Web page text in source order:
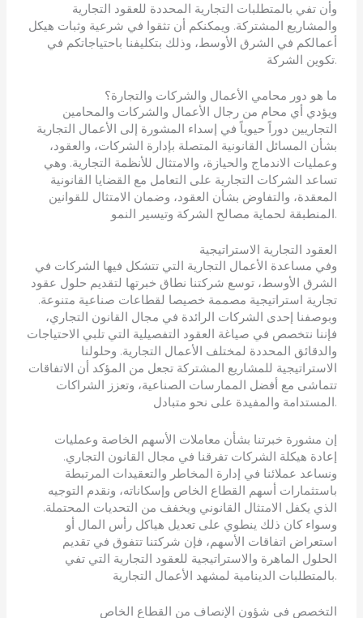
وأن تفي بالمتطلبات التجارية المحددة للعقود التجارية
والمشاريع المشتركة. ويمكنكم أن تثقوا في شرعية وثبات هيكل
أعمالكم في الشرق الأوسط، وذلك بتكليفنا باحتياجاتكم في
تكوين الشركة.
ما هو دور محامي الأعمال والشركات والتجارة؟
ويؤدي أي محام من رجال الأعمال والشركات والمحامين
التجاريين دوراً حيوياً في إسداء المشورة إلى الأعمال التجارية
بشأن المسائل القانونية المتصلة بإدارة الشركات، والعقود،
وعمليات الاندماج والحيازة، والامتثال للأنظمة التجارية. وهي
تساعد الشركات التجارية على التعامل مع القضايا القانونية
المعقدة، والتفاوض بشأن العقود، وضمان الامتثال للقوانين
المنطبقة لحماية مصالح الشركة وتيسير النمو.
العقود التجارية الاستراتيجية
وفي مساعدة الأعمال التجارية التي تتشكل فيها الشركات في
الشرق الأوسط، توسع شركتنا نطاق خبرتها لتقديم حلول عقود
تجارية استراتيجية مصممة خصيصا لقطاعات صناعية متنوعة.
وبوصفنا إحدى الشركات الرائدة في مجال القانون التجاري،
فإننا نتخصص في صياغة العقود التفصيلية التي تلبي الاحتياجات
والدقائق المحددة لمختلف الأعمال التجارية. وحلولنا
الاستراتيجية للمشاريع المشتركة تجعل من المؤكد أن الاتفاقات
تتماشى مع أفضل الممارسات الصناعية، وتعزز الشراكات
المستدامة والمفيدة على نحو متبادل.
إن مشورة خبرتنا بشأن معاملات الأسهم الخاصة وعمليات
إعادة هيكلة الشركات تفرقنا في مجال القانون التجاري.
ونساعد عملائنا في إدارة المخاطر والتعقيدات المرتبطة
باستثمارات أسهم القطاع الخاص وإسكاناته، ونقدم التوجيه
الذي يكفل الامتثال القانوني ويخفف من التحديات المحتملة.
وسواء كان ذلك ينطوي على تعديل هياكل رأس المال أو
استعراض اتفاقات الأسهم، فإن شركتنا تتفوق في تقديم
الحلول الماهرة والاستراتيجية للعقود التجارية التي تفي
بالمتطلبات الدينامية لمشهد الأعمال التجارية.
التخصص في شؤون الإنصاف من القطاع الخاص